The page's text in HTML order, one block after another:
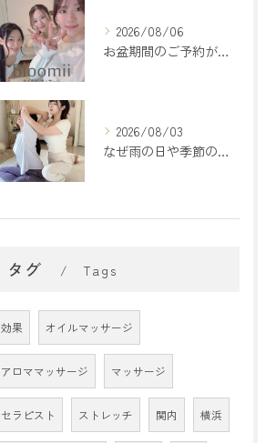
2026/08/06
お盆期間のご予約が埋まってきております🌻
2026/08/03
なぜ雨の日や季節の変わり目は疲れやすいの？🌿
タグ Tags
効果 オイルマッサージ
アロママッサージ マッサージ
セラピスト ストレッチ 関内 横浜